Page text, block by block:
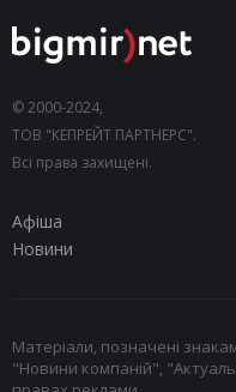
© 2000-2024,
ТОВ "КЕПРЕЙТ ПАРТНЕРС".
Всі права захищені.
Афіша
Новини
Матеріали, позначені
"Новини компаній",